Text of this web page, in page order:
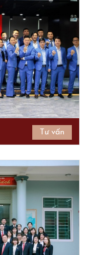
Tư vấn